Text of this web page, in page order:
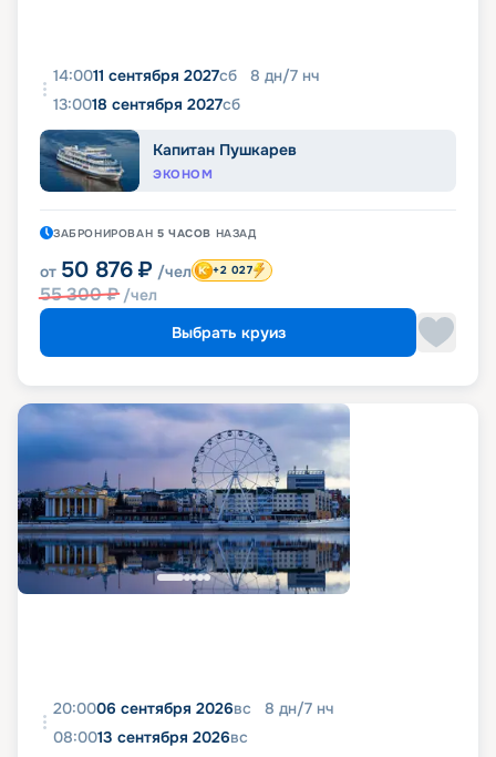
14:0011 сентября 2027сб 8 дн/7 нч
13:0018 сентября 2027сб
Капитан Пушкарев
ЭКОНОМ
ЗАБРОНИРОВАН 5 ЧАСОВ НАЗАД
от 50 876 ₽ /чел
55 300₽ /чел
+2 027
Выбрать круиз
20:0006 сентября 2026вс 8 дн/7 нч
08:0013 сентября 2026вс